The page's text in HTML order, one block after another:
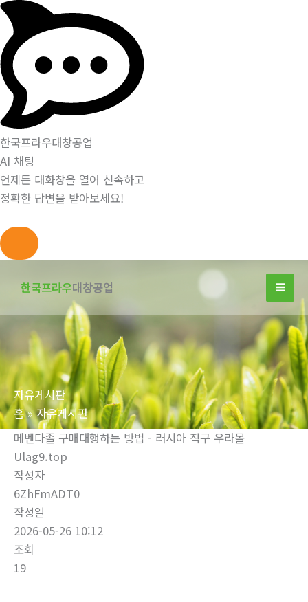
한국프라우대창공업
AI 채팅
언제든 대화창을 열어 신속하고
정확한 답변을 받아보세요!
너
뛰
기
한국프라우대창공업
자유게시판
홈
자유게시판
메벤다졸 구매대행하는 방법 - 러시아 직구 우라몰
Ulag9.top
작성자
6ZhFmADT0
작성일
2026-05-26 10:12
조회
19